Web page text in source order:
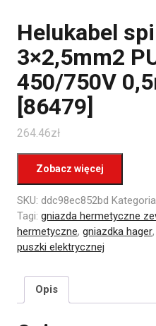
Helukabel
3×2,5mm2
450/750V
[86479]
264.46zł
Zobacz więcej
SKU: ddc98ec852bd
Tagi: gniazda hermetyczne
hermetyczne, gniazdka hager,
puszki elektrycznej
Opis